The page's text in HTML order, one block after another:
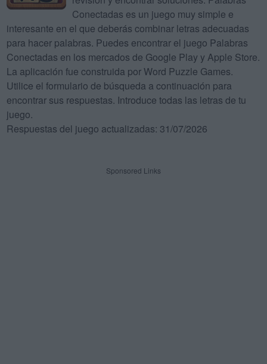
Conectadas es un juego muy simple e
interesante en el que deberás combinar letras adecuadas
para hacer palabras. Puedes encontrar el juego Palabras
Conectadas en los mercados de Google Play y Apple Store.
La aplicación fue construida por Word Puzzle Games.
Utilice el formulario de búsqueda a continuación para
encontrar sus respuestas. Introduce todas las letras de tu
juego.
Respuestas del juego actualizadas: 31/07/2026
Sponsored Links